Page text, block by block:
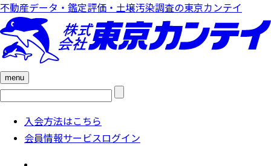
不動産データ・鑑定評価・土壌汚染調査の東京カンテイ
menu
検
入会方法はこちら
会員情報サービスログイン